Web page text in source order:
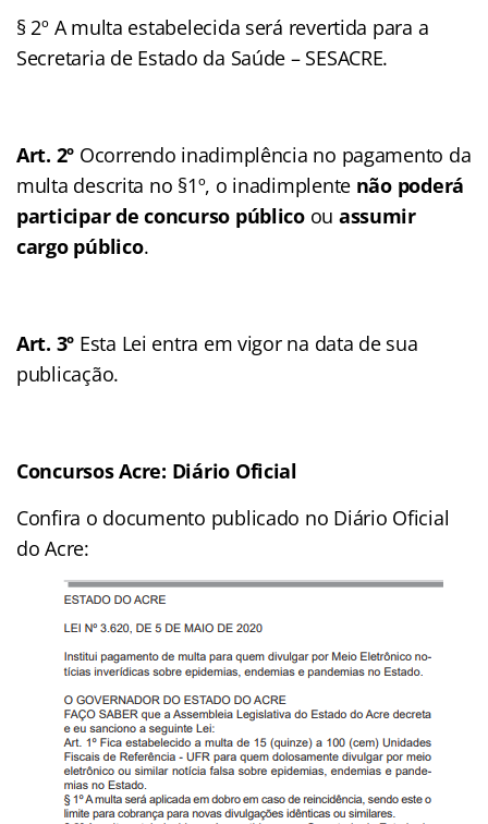
§ 2º A multa estabelecida será revertida para a
Secretaria de Estado da Saúde – SESACRE.
Art. 2º Ocorrendo inadimplência no pagamento da
multa descrita no §1º, o inadimplente não poderá
participar de concurso públicoou assumir
cargo público.
Art. 3º Esta Lei entra em vigor na data de sua
publicação.
Concursos Acre: Diário Oficial
Confira o documento publicado no Diário Oficial
do Acre: